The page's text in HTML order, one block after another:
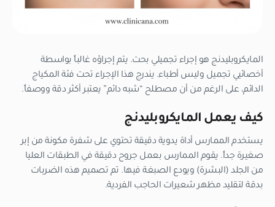
المايكروبليدنج هو إجراء تجميلي بحت. يتم إجراؤه غالباً بواسطة
أخصائيي تجميل وليس أطباء. يندرج هذا الإجراء تحت فئة المكياج
الدائم، على الرغم من أن مصطلح “شبه دائم” يعتبر أكثر دقة ووصفاً.
كيف يعمل المايكروبليدنج
يستخدم الممارس أداة يدوية دقيقة تحتوي على شفرة مكونة من إبر
صغيرة جداً. يقوم الممارس بعمل جروح دقيقة في الطبقات العليا
من الجلد (البشرة) ويودع الصبغة فيها. تم تصميم هذه الضربات
بدقة لتقليد مظهر شعيرات الحاجب الفردية.